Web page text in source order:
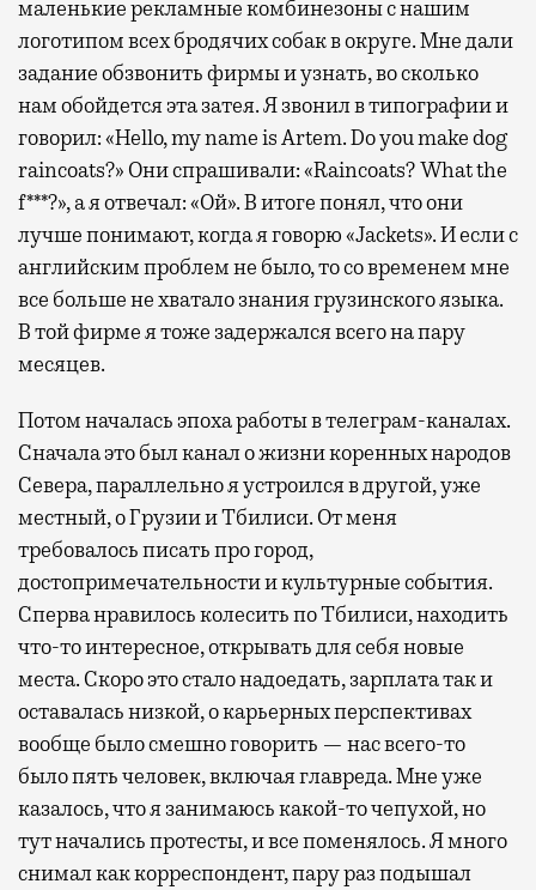
маленькие рекламные комбинезоны с нашим
логотипом всех бродячих собак в округе. Мне дали
задание обзвонить фирмы и узнать, во сколько
нам обойдется эта затея. Я звонил в типографии и
говорил: «Hello, my name is Artem. Do you make dog
raincoats?» Они спрашивали: «Raincoats? What the
f***?», а я отвечал: «Ой». В итоге понял, что они
лучше понимают, когда я говорю «Jackets». И если с
английским проблем не было, то со временем мне
все больше не хватало знания грузинского языка.
В той фирме я тоже задержался всего на пару
месяцев.
Потом началась эпоха работы в телеграм-каналах.
Сначала это был канал о жизни коренных народов
Севера, параллельно я устроился в другой, уже
местный, о Грузии и Тбилиси. От меня
требовалось писать про город,
достопримечательности и культурные события.
Сперва нравилось колесить по Тбилиси, находить
что-то интересное, открывать для себя новые
места. Скоро это стало надоедать, зарплата так и
оставалась низкой, о карьерных перспективах
вообще было смешно говорить — нас всего-то
было пять человек, включая главреда. Мне уже
казалось, что я занимаюсь какой-то чепухой, но
тут начались протесты, и все поменялось. Я много
снимал как корреспондент, пару раз подышал